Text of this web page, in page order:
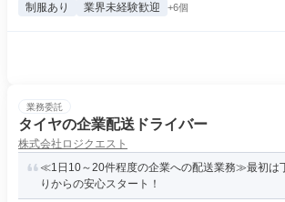
制服あり 業界未経験歓迎 +6個
業務委託
タイヤの企業配送ドライバー
株式会社ロジクエスト
≪1日10～20件程度の企業への配送業務≫最初は
りからの安心スタート！